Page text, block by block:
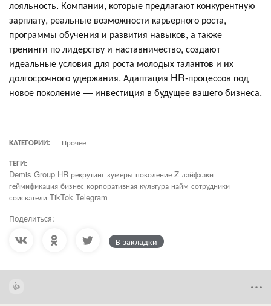
лояльность. Компании, которые предлагают конкурентную
зарплату, реальные возможности карьерного роста,
программы обучения и развития навыков, а также
тренинги по лидерству и наставничество, создают
идеальные условия для роста молодых талантов и их
долгосрочного удержания. Адаптация HR-процессов под
новое поколение — инвестиция в будущее вашего бизнеса.
КАТЕГОРИИ:
Прочее
ТЕГИ:
Demis Group HR рекрутинг зумеры поколение Z лайфхаки
геймификация бизнес корпоративная культура найм сотрудники
соискатели TikTok Telegram
Поделиться:
В закладки